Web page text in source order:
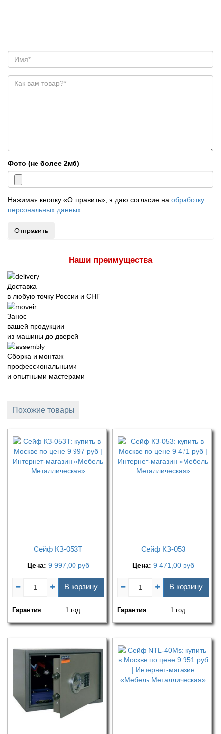
Фото (не более 2мб)
Нажимая кнопку «Отправить», я даю согласие на обработку
персональных данных
Отправить
Наши преимущества
Доставка
в любую точку России и СНГ
Занос
вашей продукции
из машины до дверей
Сборка и монтаж
профессиональными
и опытными мастерами
Похожие товары
Сейф КЗ-053Т
Цена: 9 997,00 руб
В корзину
Гарантия 1 год
Сейф КЗ-053
Цена: 9 471,00 руб
В корзину
Гарантия 1 год